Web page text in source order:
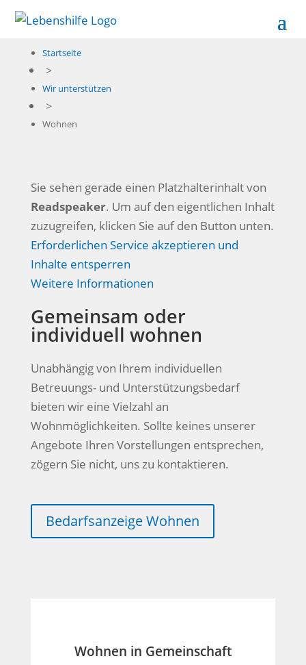
Startseite
>
Wir unterstützen
>
Wohnen
Sie sehen gerade einen Platzhalterinhalt von
Readspeaker. Um auf den eigentlichen Inhalt
zuzugreifen, klicken Sie auf den Button unten.
Erforderlichen Service akzeptieren und
Inhalte entsperren
Weitere Informationen
Gemeinsam oder
individuell wohnen
Unabhängig von Ihrem individuellen
Betreuungs- und Unterstützungsbedarf
bieten wir eine Vielzahl an
Wohnmöglichkeiten. Sollte keines unserer
Angebote Ihren Vorstellungen entsprechen,
zögern Sie nicht, uns zu kontaktieren.
Bedarfsanzeige Wohnen
Wohnen in Gemeinschaft